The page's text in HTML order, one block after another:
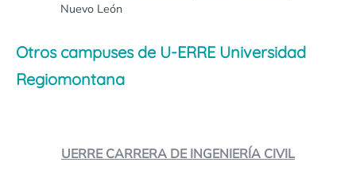
Nuevo León
Otros campuses de U-ERRE Universidad
Regiomontana
UERRE CARRERA DE INGENIERÍA CIVIL